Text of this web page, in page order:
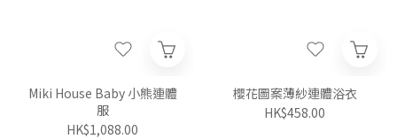
Miki House Baby 小熊連體
服
HK$1,088.00
櫻花圖案薄紗連體浴衣
HK$458.00